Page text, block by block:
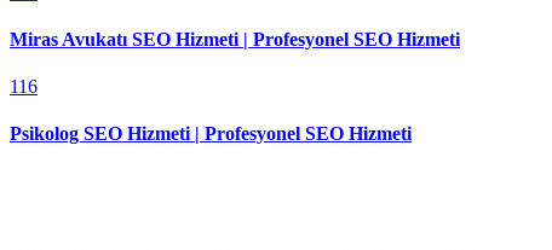
Miras Avukatı SEO Hizmeti | Profesyonel SEO Hizmeti
116
Psikolog SEO Hizmeti | Profesyonel SEO Hizmeti